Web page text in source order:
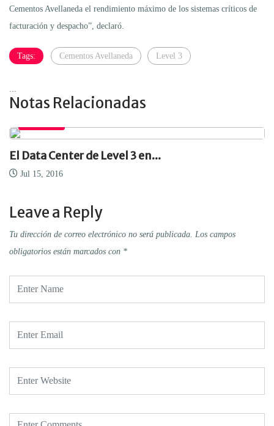
Cementos Avellaneda el rendimiento máximo de los sistemas críticos de
facturación y despacho”, declaró.
Tags: Cementos Avellaneda Level 3
Notas Relacionadas
El Data Center de Level 3 en...
Jul 15, 2016
Leave a Reply
Tu dirección de correo electrónico no será publicada. Los campos
obligatorios están marcados con *